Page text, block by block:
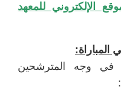
الإلكتروني للمعهد
في وجه المترشحين